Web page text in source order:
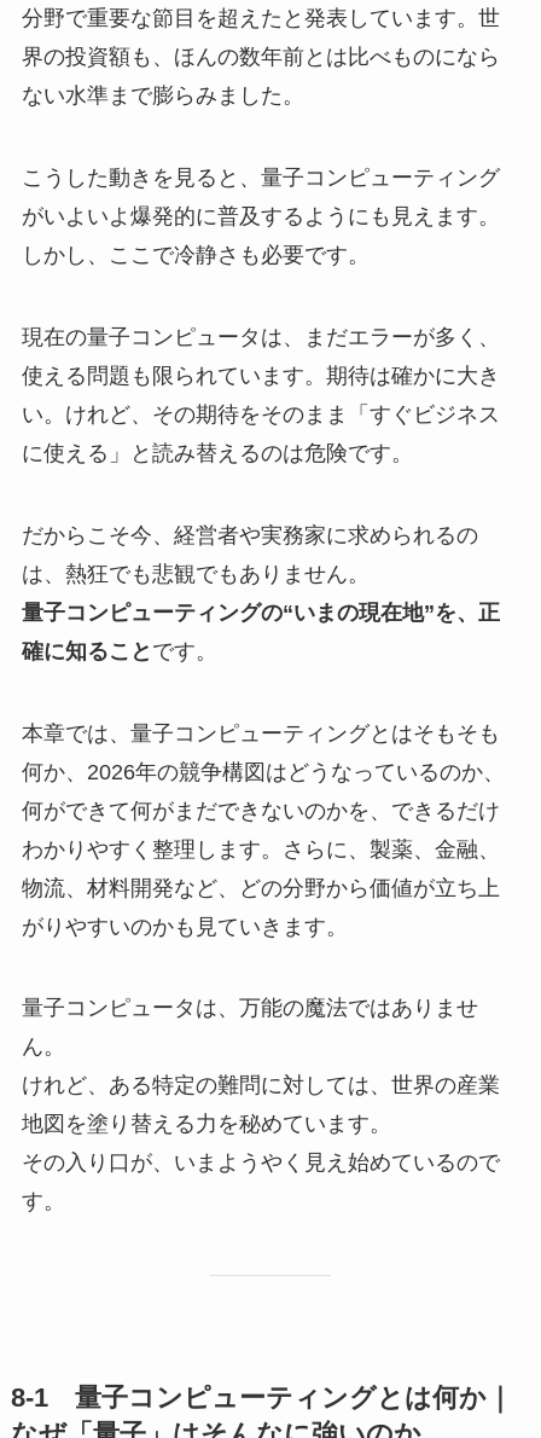
分野で重要な節目を超えたと発表しています。世
界の投資額も、ほんの数年前とは比べものになら
ない水準まで膨らみました。
こうした動きを見ると、量子コンピューティング
がいよいよ爆発的に普及するようにも見えます。
しかし、ここで冷静さも必要です。
現在の量子コンピュータは、まだエラーが多く、
使える問題も限られています。期待は確かに大き
い。けれど、その期待をそのまま「すぐビジネス
に使える」と読み替えるのは危険です。
だからこそ今、経営者や実務家に求められるの
は、熱狂でも悲観でもありません。
量子コンピューティングの“いまの現在地”を、正
確に知ること です。
本章では、量子コンピューティングとはそもそも
何か、2026年の競争構図はどうなっているのか、
何ができて何がまだできないのかを、できるだけ
わかりやすく整理します。さらに、製薬、金融、
物流、材料開発など、どの分野から価値が立ち上
がりやすいのかも見ていきます。
量子コンピュータは、万能の魔法ではありませ
ん。
けれど、ある特定の難問に対しては、世界の産業
地図を塗り替える力を秘めています。
その入り口が、いまようやく見え始めているので
す。
8-1 量子コンピューティングとは何か｜